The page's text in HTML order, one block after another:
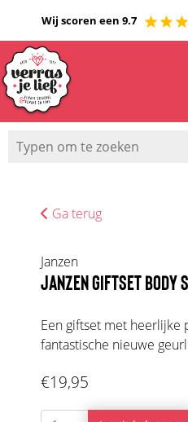
Wij scoren een 9.7
Ga terug
Janzen
JANZEN GIFTSET BODY
Een giftset met heerlijke
fantastische nieuwe
€19,95